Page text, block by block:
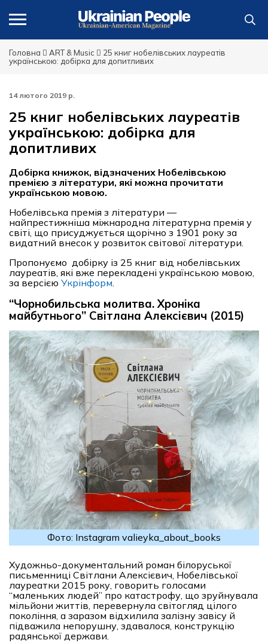
Головна ART & Music
25 книг нобелівських лауреатів
українською: добірка для допитливих
14 лютого 2019 р.
25 книг нобелівських лауреатів
українською: добірка для
допитливих
Добірка книжок, відзначених Нобелівською
премією з літератури, які можна прочитати
українською мовою.
Нобелівська премія з літератури —
найпрестижніша міжнародна літературна премія у
світі, що присуджується щорічно з 1901 року за
видатний внесок у розвиток світової літератури.
Пропонуємо добірку із 25 книг від нобелівських
лауреатів, які вже перекладені українською мовою,
за версією Укрінформ.
“Чорнобильська молитва. Хроніка
майбутнього” Світлана Алексієвич (2015)
Фото: Instagram valieyka_about_books
Художньо-документальний роман білоруської
письменниці Світлани Алексієвич, Нобелівської
лауреатки 2015 року, говорить голосами
“маленьких людей” про катастрофу, що зруйнувала
мільйони життів, перевернула світогляд цілого
покоління, а заразом відхилила залізну завісу й
підважила непорушну, здавалося, конструкцію
радянської держави.